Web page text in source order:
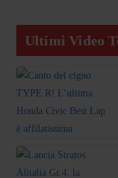
Ultimi Video